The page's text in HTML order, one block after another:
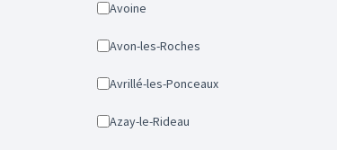
Avoine
Avon-les-Roches
Avrillé-les-Ponceaux
Azay-le-Rideau